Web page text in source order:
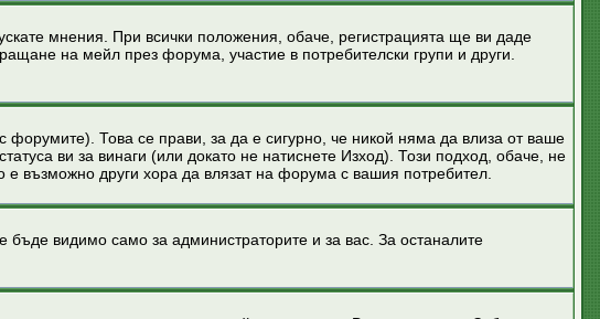
мнения. При всички положения, обаче, регистрацията ще ви даде
на мейл през форума, участие в потребителски групи и други.
форумите). Това се прави, за да е сигурно, че никой няма да влиза от ваше
ви за винаги (или докато не натиснете Изход). Този подход, обаче, не
е възможно други хора да влязат на форума с вашия потребител.
бъде видимо само за администраторите и за вас. За останалите